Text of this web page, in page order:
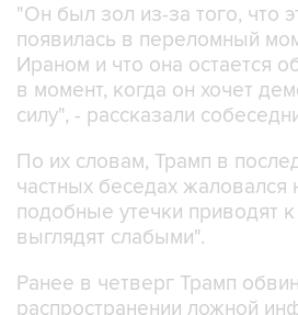
"Он был зол из-за того, что
появилась в переломный
Ираном и что она остается
в момент, когда он хочет
силу", - рассказали
По их словам, Трамп в
частных беседах жаловался
подобные утечки приводят
выглядят слабыми".
Ранее в четверг Трамп
распространении ложной